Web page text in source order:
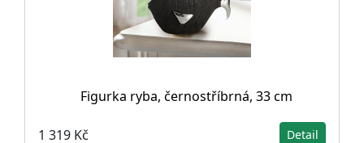
Figurka ryba, černostříbrná, 33 cm
1 319 Kč Detail